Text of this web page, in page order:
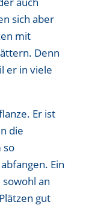
sich aber
mit
Denn
er in viele
Er ist
die
so
Ein
an
gut